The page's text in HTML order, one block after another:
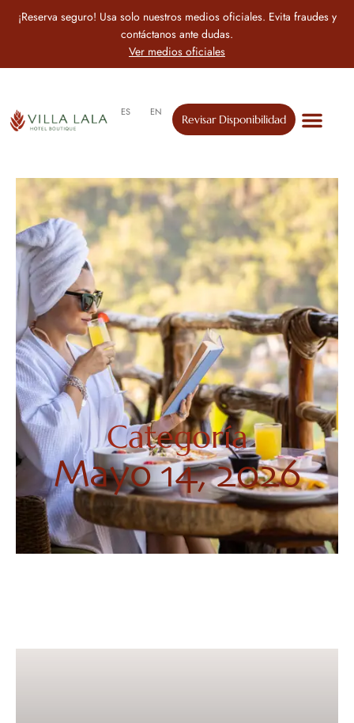
¡Reserva seguro! Usa solo nuestros medios oficiales. Evita fraudes y
contáctanos ante dudas.
Ver medios oficiales
ES EN
Revisar Disponibilidad
Categoría
Mayo 14, 2026